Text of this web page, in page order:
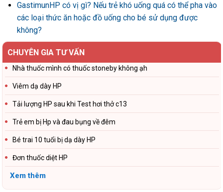
GastimunHP có vị gì? Nếu trẻ khó uống quá có thể pha vào
các loại thức ăn hoặc đồ uống cho bé sử dụng được
không?
CHUYÊN GIA TƯ VẤN
Nhà thuốc mình có thuốc stoneby không ạh
Viêm dạ dày HP
Tải lượng HP sau khi Test hơi thở c13
Trẻ em bị Hp và đau bụng về đêm
Bé trai 10 tuổi bị dạ dày HP
Đơn thuốc diệt HP
Xem thêm